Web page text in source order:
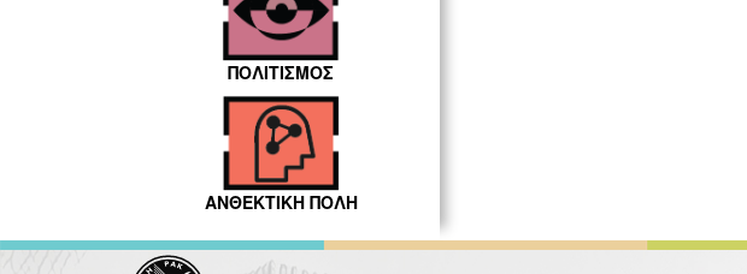
ΠΟΛΙΤΙΣΜΟΣ
ΑΝΘΕΚΤΙΚΗ ΠΟΛΗ